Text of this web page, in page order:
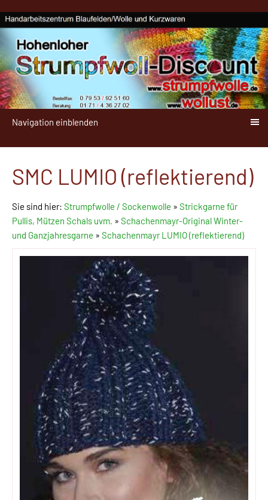
Navigation einblenden
SMC LUMIO (reflektierend)
Sie sind hier: Strumpfwolle / Sockenwolle » Strickgarne für
Pullis, Mützen Schals uvm. » Schachenmayr-Original Winter-
und Ganzjahresgarne » Schachenmayr LUMIO (reflektierend)